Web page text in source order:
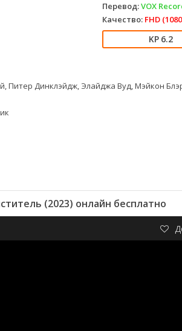
Перевод:VOX
Качество: FHD
6.2
Питер Динклэйдж, Элайджа Вуд, Мэйкон
(2023) онлайн бесплатно